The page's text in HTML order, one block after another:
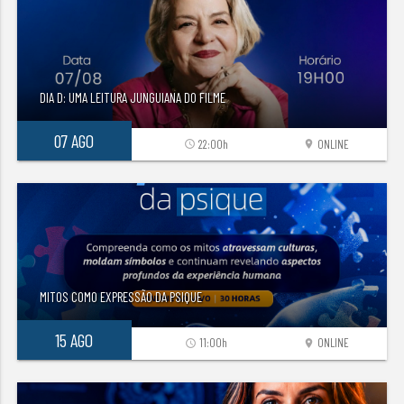
DIA D: UMA LEITURA JUNGUIANA DO FILME
07 AGO location_on ONLINE
access_time 22:00h
MITOS COMO EXPRESSÃO DA PSIQUE
15 AGO location_on ONLINE
access_time 11:00h